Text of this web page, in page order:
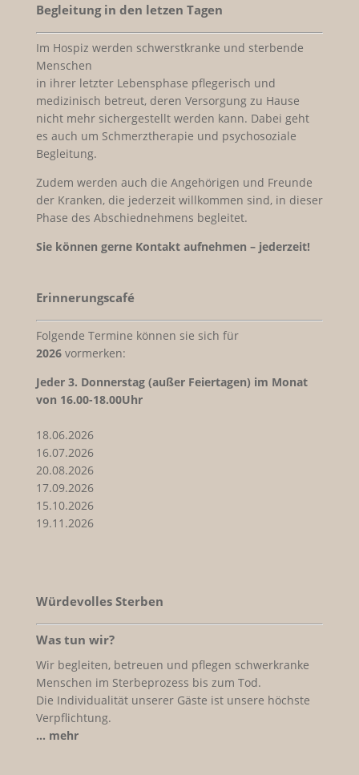
Begleitung in den letzen Tagen
Im Hospiz werden schwerstkranke und sterbende
Menschen
in ihrer letzter Lebensphase pflegerisch und
medizinisch betreut, deren Versorgung zu Hause
nicht mehr sichergestellt werden kann. Dabei geht
es auch um Schmerztherapie und psychosoziale
Begleitung.
Zudem werden auch die Angehörigen und Freunde
der Kranken, die jederzeit willkommen sind, in dieser
Phase des Abschiednehmens begleitet.
Sie können gerne Kontakt aufnehmen – jederzeit!
Erinnerungscafé
Folgende Termine können sie sich für
2026vormerken:
Jeder 3. Donnerstag (außer Feiertagen) im Monat
von 16.00-18.00Uhr
18.06.2026
16.07.2026
20.08.2026
17.09.2026
15.10.2026
19.11.2026
Würdevolles Sterben
Was tun wir?
Wir begleiten, betreuen und pflegen schwerkranke
Menschen im Sterbeprozess bis zum Tod.
Die Individualität unserer Gäste ist unsere höchste
Verpflichtung.
… mehr